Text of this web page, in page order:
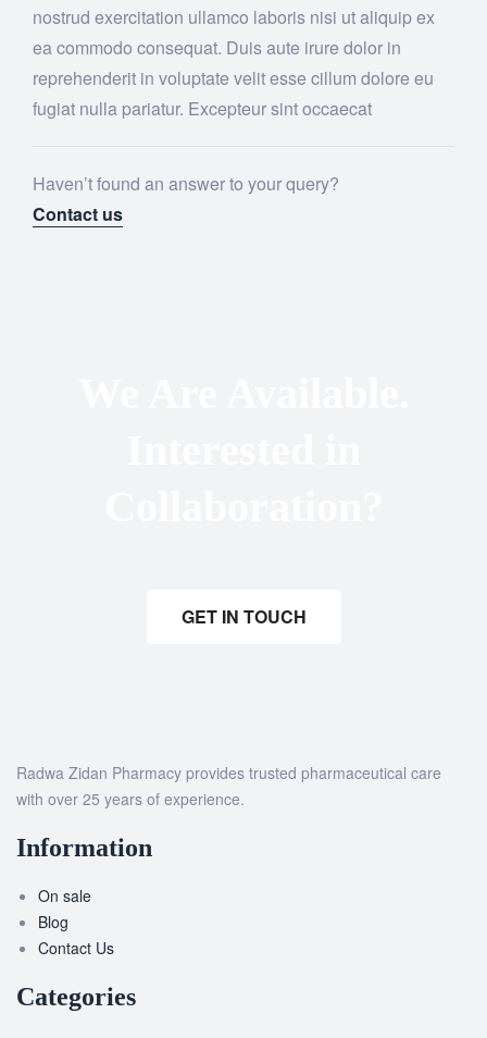
nostrud exercitation ullamco laboris nisi ut aliquip ex
ea commodo consequat. Duis aute irure dolor in
reprehenderit in voluptate velit esse cillum dolore eu
fugiat nulla pariatur. Excepteur sint occaecat
Haven’t found an answer to your query?
Contact us
GET IN TOUCH
Radwa Zidan Pharmacy provides trusted pharmaceutical care
with over 25 years of experience.
Information
On sale
Blog
Contact Us
Categories